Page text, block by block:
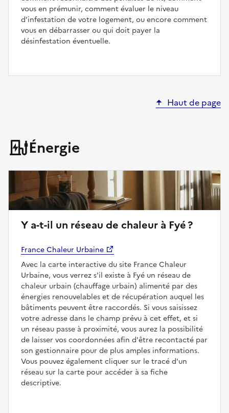
vous en prémunir, comment évaluer le niveau
d’infestation de votre logement, ou encore comment
vous en débarrasser ou qui doit payer la
désinfestation éventuelle.
Haut de page
Énergie
Y a-t-il un réseau de chaleur à Fyé ?
France Chaleur Urbaine
Avec la carte interactive du site France Chaleur
Urbaine, vous verrez s'il existe à Fyé un réseau de
chaleur urbain (chauffage urbain) alimenté par des
énergies renouvelables et de récupération auquel les
bâtiments peuvent être raccordés. Si vous saisissez
votre adresse dans le champ prévu à cet effet, et si
un réseau passe à proximité, vous aurez la possibilité
de laisser vos coordonnées afin d'être recontacté par
son gestionnaire pour de plus amples informations.
Vous pouvez également cliquer sur le tracé d'un
réseau sur la carte pour accéder à sa fiche
descriptive.